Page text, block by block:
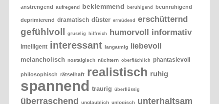
anstrengend aufregend beklemmend beruhigend beunruhigend
deprimierend dramatisch düster ermüdend erschütternd
gefühlvoll gruselig hilfreich humorvoll informativ
intelligent interessant langatmig liebevoll
melancholisch nostalgisch nüchtern oberflächlich phantasievoll
philosophisch rätselhaft realistisch ruhig
spannend traurig überflüssig
überraschend unglaublich unlogisch unterhaltsam